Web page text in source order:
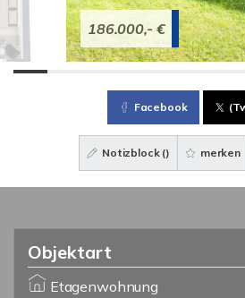
186.000,- €
Facebook
Notizblock () merken
Objektart
Etagenwohnung